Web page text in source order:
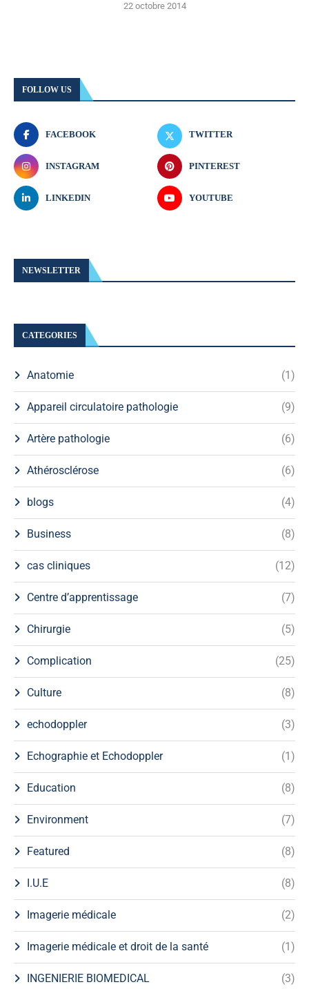
22 octobre 2014
FOLLOW US
FACEBOOK TWITTER
INSTAGRAM PINTEREST
LINKEDIN YOUTUBE
NEWSLETTER
CATEGORIES
Anatomie (1)
Appareil circulatoire pathologie (9)
Artère pathologie (6)
Athérosclérose (6)
blogs (4)
Business (8)
cas cliniques (12)
Centre d’apprentissage (7)
Chirurgie (5)
Complication (25)
Culture (8)
echodoppler (3)
Echographie et Echodoppler (1)
Education (8)
Environment (7)
Featured (8)
I.U.E (8)
Imagerie médicale (2)
Imagerie médicale et droit de la santé (1)
INGENIERIE BIOMEDICAL (3)